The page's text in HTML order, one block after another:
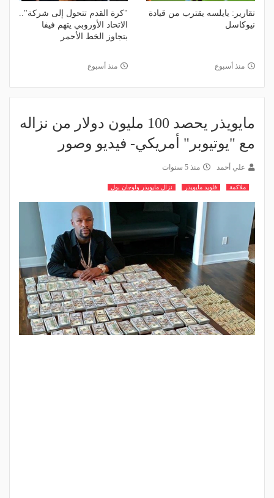
تقارير: يايلسه يقترب من قيادة
نيوكاسل
منذ أسبوع
"كرة القدم تتحول إلى شركة"..
الاتحاد الأوروبي يتهم فيفا
بتجاوز الخط الأحمر
منذ أسبوع
مايويذر يحصد 100 مليون دولار من نزاله
مع "يوتيوبر" أمريكي- فيديو وصور
علي أحمد منذ 5 سنوات
ملاكمة فلويد مايويذر نزال مايويذر ولوجان بول